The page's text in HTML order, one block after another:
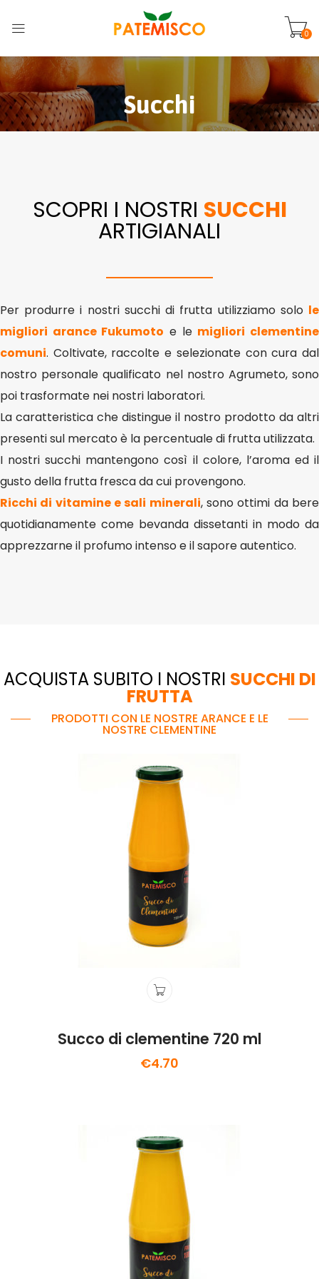
0
Succhi
SCOPRI I NOSTRI SUCCHI
ARTIGIANALI
Per produrre i nostri succhi di frutta utilizziamo solo le
migliori arance Fukumoto e le migliori clementine
comuni. Coltivate, raccolte e selezionate con cura dal
nostro personale qualificato nel nostro Agrumeto, sono
poi trasformate nei nostri laboratori.
La caratteristica che distingue il nostro prodotto da altri
presenti sul mercato è la percentuale di frutta utilizzata.
I nostri succhi mantengono così il colore, l’aroma ed il
gusto della frutta fresca da cui provengono.
Ricchi di vitamine e sali minerali, sono ottimi da bere
quotidianamente come bevanda dissetanti in modo da
apprezzarne il profumo intenso e il sapore autentico.
ACQUISTA SUBITO I NOSTRI SUCCHI DI
FRUTTA
PRODOTTI CON LE NOSTRE ARANCE E LE
NOSTRE CLEMENTINE
Succo di clementine 720 ml
€4.70